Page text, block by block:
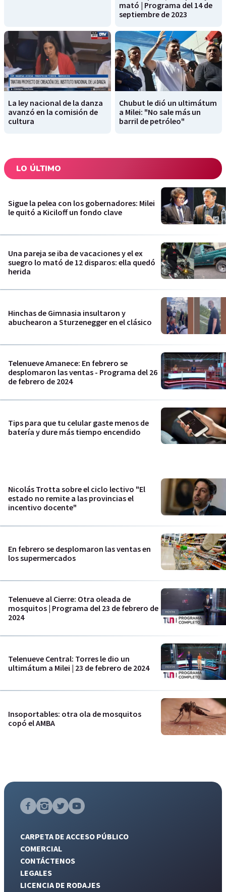
mató | Programa del 14 de
septiembre de 2023
La ley nacional de la danza
avanzó en la comisión de
cultura
Chubut le dió un ultimátum
a Milei: "No sale más un
barril de petróleo"
LO ÚLTIMO
Sigue la pelea con los gobernadores: Milei
le quitó a Kiciloff un fondo clave
Una pareja se iba de vacaciones y el ex
suegro lo mató de 12 disparos: ella quedó
herida
Hinchas de Gimnasia insultaron y
abuchearon a Sturzenegger en el clásico
Telenueve Amanece: En febrero se
desplomaron las ventas - Programa del 26
de febrero de 2024
Tips para que tu celular gaste menos de
batería y dure más tiempo encendido
Nicolás Trotta sobre el ciclo lectivo "El
estado no remite a las provincias el
incentivo docente"
En febrero se desplomaron las ventas en
los supermercados
Telenueve al Cierre: Otra oleada de
mosquitos | Programa del 23 de febrero de
2024
Telenueve Central: Torres le dio un
ultimátum a Milei | 23 de febrero de 2024
Insoportables: otra ola de mosquitos
copó el AMBA
CARPETA DE ACCESO PÚBLICO
COMERCIAL
CONTÁCTENOS
LEGALES
LICENCIA DE RODAJES